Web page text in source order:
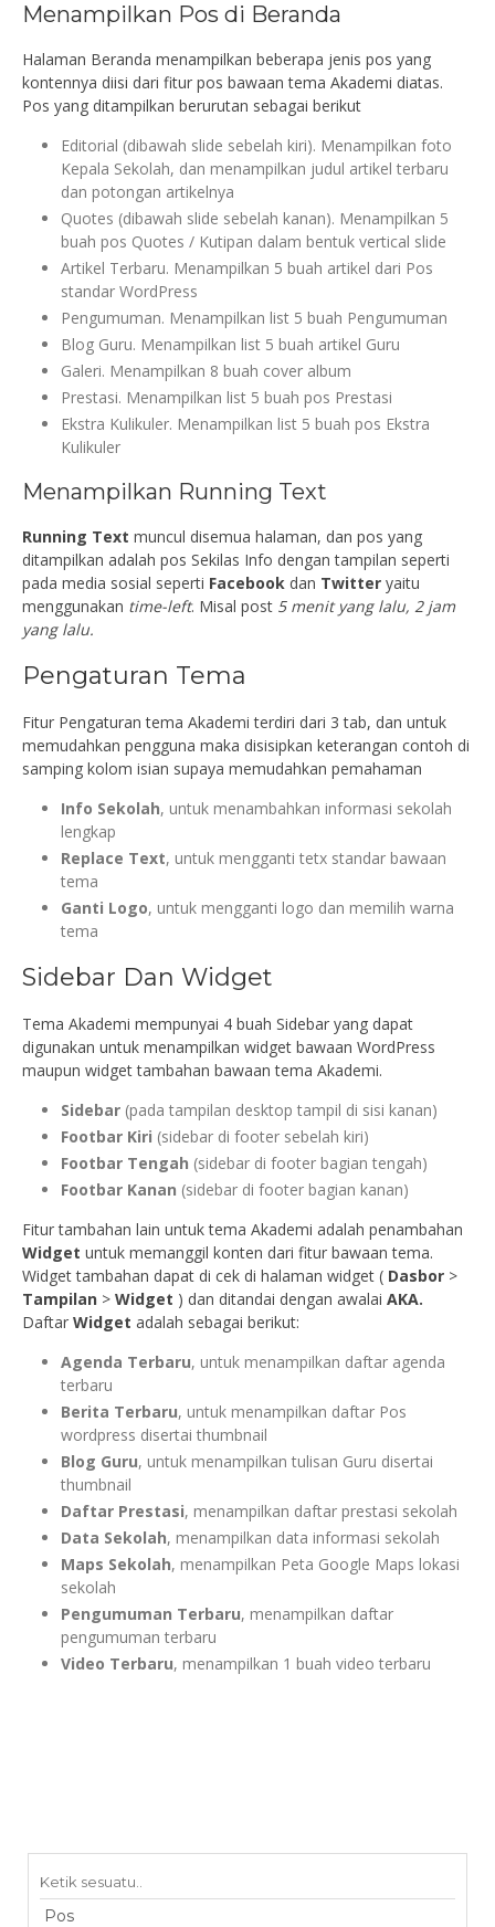
Menampilkan Pos di Beranda
Halaman Beranda menampilkan beberapa jenis pos yang
kontennya diisi dari fitur pos bawaan tema Akademi diatas.
Pos yang ditampilkan berurutan sebagai berikut
Editorial (dibawah slide sebelah kiri). Menampilkan foto
Kepala Sekolah, dan menampilkan judul artikel terbaru
dan potongan artikelnya
Quotes (dibawah slide sebelah kanan). Menampilkan 5
buah pos Quotes / Kutipan dalam bentuk vertical slide
Artikel Terbaru. Menampilkan 5 buah artikel dari Pos
standar WordPress
Pengumuman. Menampilkan list 5 buah Pengumuman
Blog Guru. Menampilkan list 5 buah artikel Guru
Galeri. Menampilkan 8 buah cover album
Prestasi. Menampilkan list 5 buah pos Prestasi
Ekstra Kulikuler. Menampilkan list 5 buah pos Ekstra
Kulikuler
Menampilkan Running Text
Running Text muncul disemua halaman, dan pos yang
ditampilkan adalah pos Sekilas Info dengan tampilan seperti
pada media sosial seperti Facebook dan Twitter yaitu
menggunakan time-left. Misal post 5 menit yang lalu, 2 jam
yang lalu.
Pengaturan Tema
Fitur Pengaturan tema Akademi terdiri dari 3 tab, dan untuk
memudahkan pengguna maka disisipkan keterangan contoh di
samping kolom isian supaya memudahkan pemahaman
Info Sekolah, untuk menambahkan informasi sekolah
lengkap
Replace Text, untuk mengganti tetx standar bawaan
tema
Ganti Logo, untuk mengganti logo dan memilih warna
tema
Sidebar Dan Widget
Tema Akademi mempunyai 4 buah Sidebar yang dapat
digunakan untuk menampilkan widget bawaan WordPress
maupun widget tambahan bawaan tema Akademi.
Sidebar (pada tampilan desktop tampil di sisi kanan)
Footbar Kiri (sidebar di footer sebelah kiri)
Footbar Tengah (sidebar di footer bagian tengah)
Footbar Kanan (sidebar di footer bagian kanan)
Fitur tambahan lain untuk tema Akademi adalah penambahan
Widget untuk memanggil konten dari fitur bawaan tema.
Widget tambahan dapat di cek di halaman widget ( Dasbor >
Tampilan > Widget ) dan ditandai dengan awalai AKA.
Daftar Widget adalah sebagai berikut:
Agenda Terbaru, untuk menampilkan daftar agenda
terbaru
Berita Terbaru, untuk menampilkan daftar Pos
wordpress disertai thumbnail
Blog Guru, untuk menampilkan tulisan Guru disertai
thumbnail
Daftar Prestasi, menampilkan daftar prestasi sekolah
Data Sekolah, menampilkan data informasi sekolah
Maps Sekolah, menampilkan Peta Google Maps lokasi
sekolah
Pengumuman Terbaru, menampilkan daftar
pengumuman terbaru
Video Terbaru, menampilkan 1 buah video terbaru